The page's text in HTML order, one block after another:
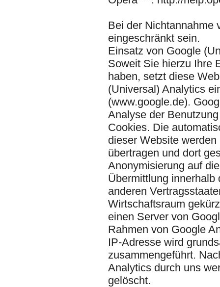
Bei der Nichtannahme
eingeschränkt sein.
Einsatz von Google
Soweit Sie hierzu Ihre
haben, setzt diese
(Universal) Analytics
(www.google.de).
Analyse der
Cookies. Die
dieser Website
übertragen und dort
Anonymisierung auf
Übermittlung
anderen
Wirtschaftsraum
einen Server von
Rahmen von Google
IP-Adresse wird
zusammengeführt.
Analytics durch uns
gelöscht.